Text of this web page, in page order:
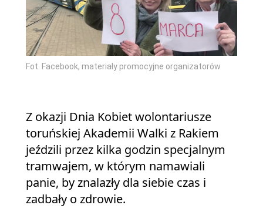
Fot. Facebook, materiały promocyjne organizatorów
Z okazji Dnia Kobiet wolontariusze
toruńskiej Akademii Walki z Rakiem
jeździli przez kilka godzin specjalnym
tramwajem, w którym namawiali
panie, by znalazły dla siebie czas i
zadbały o zdrowie.